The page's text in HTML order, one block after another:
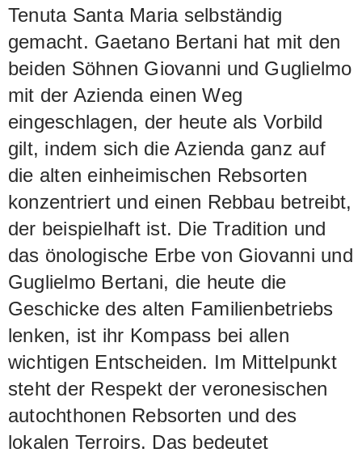
Tenuta Santa Maria selbständig
gemacht. Gaetano Bertani hat mit den
beiden Söhnen Giovanni und Guglielmo
mit der Azienda einen Weg
eingeschlagen, der heute als Vorbild
gilt, indem sich die Azienda ganz auf
die alten einheimischen Rebsorten
konzentriert und einen Rebbau betreibt,
der beispielhaft ist. Die Tradition und
das önologische Erbe von Giovanni und
Guglielmo Bertani, die heute die
Geschicke des alten Familienbetriebs
lenken, ist ihr Kompass bei allen
wichtigen Entscheiden. Im Mittelpunkt
steht der Respekt der veronesischen
autochthonen Rebsorten und des
lokalen Terroirs. Das bedeutet